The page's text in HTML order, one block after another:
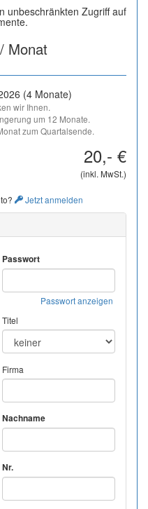
unbeschränkten Zugriff auf
/ Monat
(4 Monate)
wir Ihnen.
um 12 Monate.
zum Quartalsende.
20,- €
(inkl. MwSt.)
Jetzt anmelden
Passwort
Passwort anzeigen
Titel
Firma
Nachname
Nr.